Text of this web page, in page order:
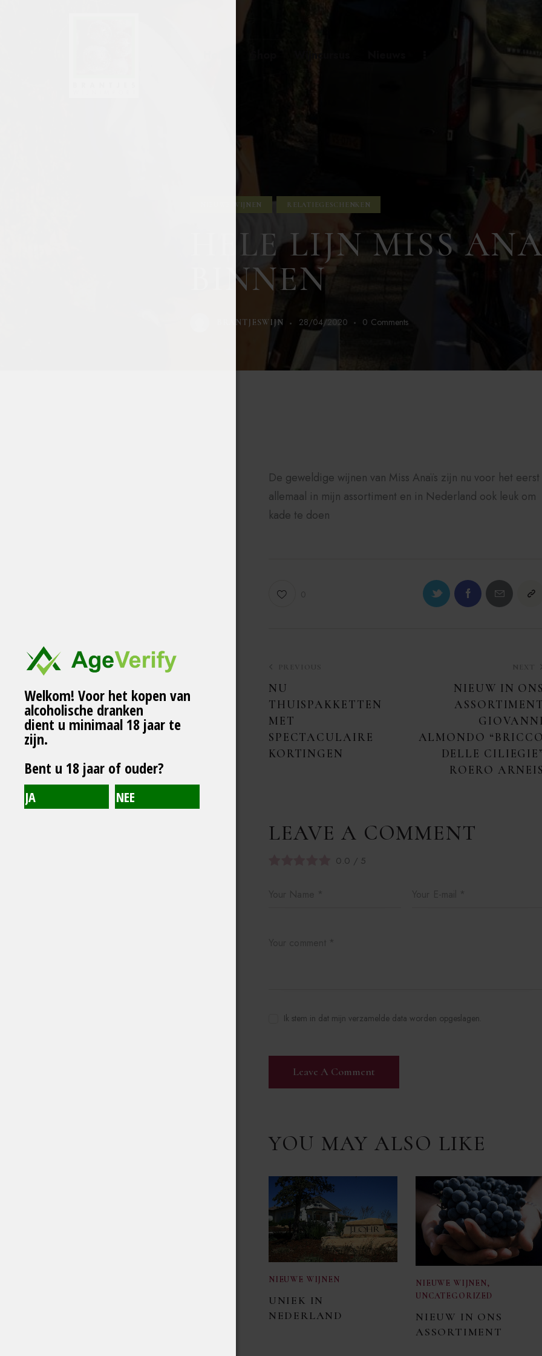
NIEUWE WIJNEN RELATIEGESCHENKEN
HELE LIJN MISS
BINNEN
BRANTJESWIJN 28/04/2020 0 Comments
De geweldige wijnen van Miss Anaïs zijn nu voor het eerst
allemaal in mijn assortiment en in Nederland ook leuk om
kade te doen
NU
THUISPAKKETTEN
MET
SPECTACULAIRE
KORTINGEN
NIEUW IN ONS
ASSORTIMENT
GIOVANNI
ALMONDO “BRICCO
DELLE CILIEGIE”
ROERO ARNEIS
LEAVE A COMMENT
0.0 / 5
Ik stem in dat mijn verzamelde data worden opgeslagen.
YOU MAY ALSO LIKE
NIEUWE WIJNEN
UNIEK IN
NEDERLAND
NIEUWE WIJNEN,
UNCATEGORIZED
NIEUW IN ONS
ASSORTIMENT
Welkom! Voor het kopen van
alcoholische dranken
dient u minimaal 18 jaar te
zijn.
Bent u 18 jaar of ouder?